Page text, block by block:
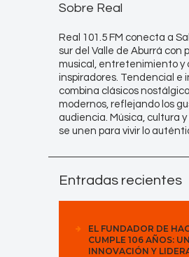
Sobre Real
Real 101.5 FM conecta a
sur del Valle de Aburrá con
musical, entretenimiento y
inspiradores. Tendencial e
combina clásicos
modernos, reflejando los
audiencia. Música, cultura
se unen para vivir lo
Entradas recientes
EL FUNDADOR DE
CUMPLE 106 AÑOS:
INNOVACIÓN Y